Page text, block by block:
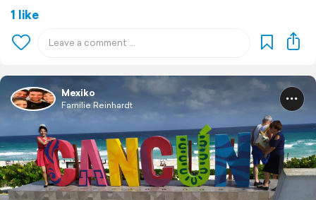
1 like
Mexiko
Familie Reinhardt